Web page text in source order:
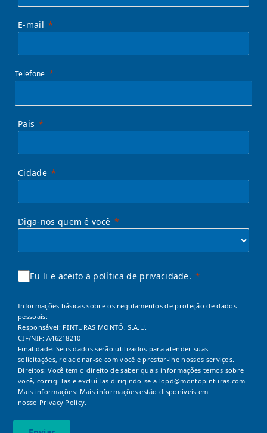
E-mail
Telefone
Pais
Cidade
Diga-nos quem é você
Eu li e aceito a política de privacidade.
Informações básicas sobre os regulamentos de proteção de dados
pessoais:
Responsável: PINTURAS MONTÓ, S.A.U.
CIF/NIF: A46218210
Finalidade: Seus dados serão utilizados para atender suas
solicitações, relacionar-se com você e prestar-lhe nossos serviços.
Direitos: Você tem o direito de saber quais informações temos sobre
você, corrigi-las e excluí-las dirigindo-se a lopd@montopinturas.com
Mais informações: Mais informações estão disponíveis em
nosso Privacy Policy.